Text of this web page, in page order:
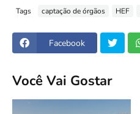
Tags captação de órgãos HEF
Facebook
Você Vai Gostar